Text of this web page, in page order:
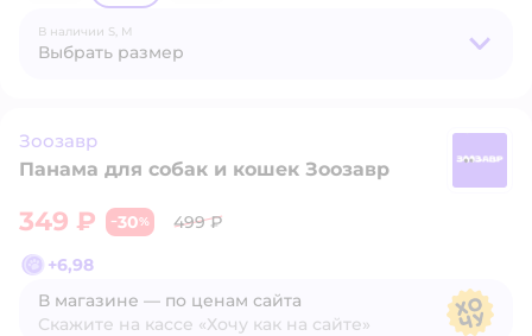
В наличии S, M
Выбрать размер
Зоозавр
Панама для собак и кошек Зоозавр
349 ₽ −30%
499 ₽
+6,98
В магазине — по ценам сайта
Скажите на кассе «Хочу как на сайте»